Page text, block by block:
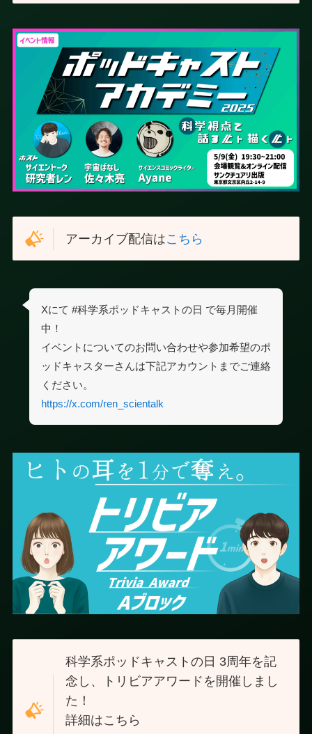
アーカイブ配信はこちら
Xにて #科学系ポッドキャストの日 で毎月開催
中！
イベントについてのお問い合わせや参加希望のポ
ッドキャスターさんは下記アカウントまでご連絡
ください。
https://x.com/ren_scientalk
科学系ポッドキャストの日 3周年を記
念し、トリビアアワードを開催しまし
た！
詳細はこちら